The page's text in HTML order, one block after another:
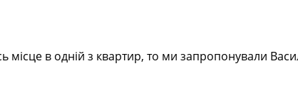
місце в одній з квартир, то ми запропонували